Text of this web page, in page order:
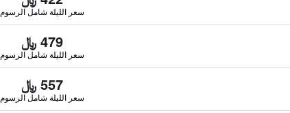
سعر الليلة شامل الرسوم
479 ﷼
سعر الليلة شامل الرسوم
557 ﷼
سعر الليلة شامل الرسوم